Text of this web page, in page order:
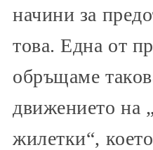
начини за
това. Една от
обръщаме
движението на
жилетки“,